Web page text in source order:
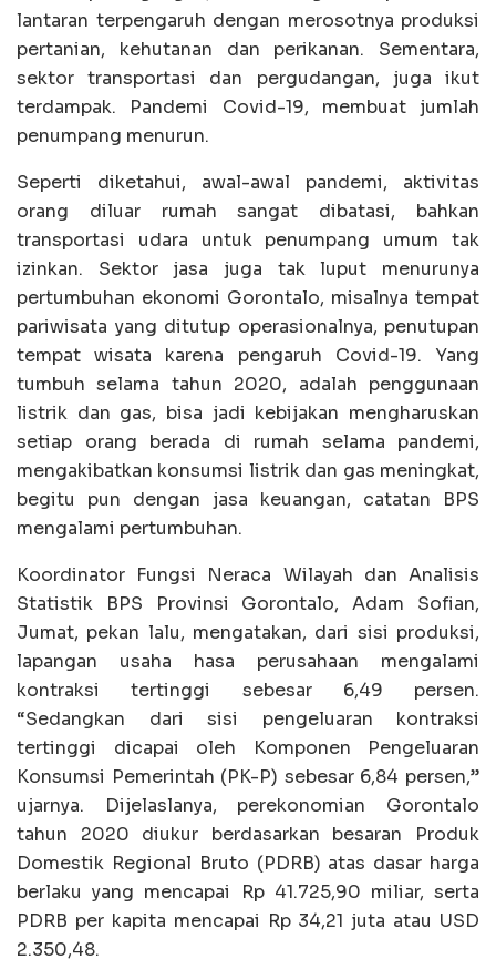
lantaran terpengaruh dengan merosotnya produksi
pertanian, kehutanan dan perikanan. Sementara,
sektor transportasi dan pergudangan, juga ikut
terdampak. Pandemi Covid-19, membuat jumlah
penumpang menurun.
Seperti diketahui, awal-awal pandemi, aktivitas
orang diluar rumah sangat dibatasi, bahkan
transportasi udara untuk penumpang umum tak
izinkan. Sektor jasa juga tak luput menurunya
pertumbuhan ekonomi Gorontalo, misalnya tempat
pariwisata yang ditutup operasionalnya, penutupan
tempat wisata karena pengaruh Covid-19. Yang
tumbuh selama tahun 2020, adalah penggunaan
listrik dan gas, bisa jadi kebijakan mengharuskan
setiap orang berada di rumah selama pandemi,
mengakibatkan konsumsi listrik dan gas meningkat,
begitu pun dengan jasa keuangan, catatan BPS
mengalami pertumbuhan.
Koordinator Fungsi Neraca Wilayah dan Analisis
Statistik BPS Provinsi Gorontalo, Adam Sofian,
Jumat, pekan lalu, mengatakan, dari sisi produksi,
lapangan usaha hasa perusahaan mengalami
kontraksi tertinggi sebesar 6,49 persen.
“Sedangkan dari sisi pengeluaran kontraksi
tertinggi dicapai oleh Komponen Pengeluaran
Konsumsi Pemerintah (PK-P) sebesar 6,84 persen,”
ujarnya. Dijelaslanya, perekonomian Gorontalo
tahun 2020 diukur berdasarkan besaran Produk
Domestik Regional Bruto (PDRB) atas dasar harga
berlaku yang mencapai Rp 41.725,90 miliar, serta
PDRB per kapita mencapai Rp 34,21 juta atau USD
2.350,48.